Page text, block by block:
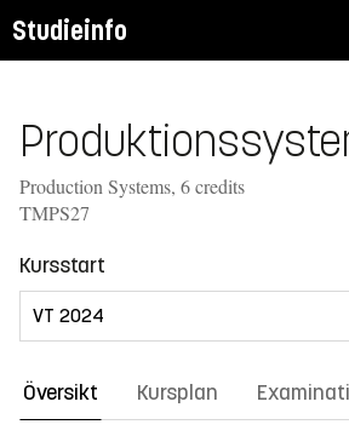
Studieinfo
Production Systems, 6 credits
TMPS27
Kursstart
Översikt Kursplan